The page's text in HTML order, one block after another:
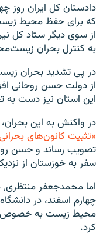
دادستان کل ایران روز
که برای حفظ محیط
از سوی دیگر ستاد کل
به کنترل بحران
در پی تشدید بحران
از دولت حسن روحانی
این استان نیز دست به
در واکنش به این بحران، هیئت
«تثبیت کانون‌های
تصویب رساند و حسن
سفر به خوزستان از
چهارم اسفند، در
محیط زیست به خصوص
کرد.